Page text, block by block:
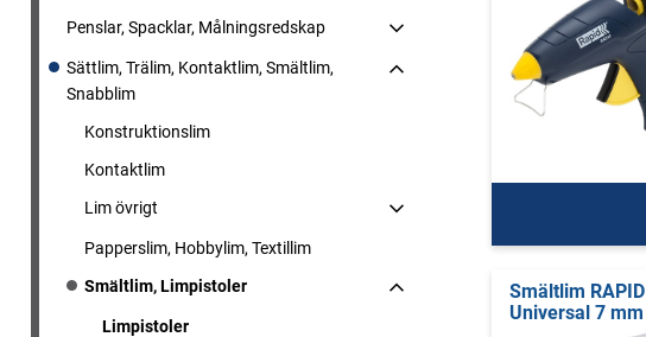
Penslar, Spacklar, Målningsredskap
Sättlim, Trälim, Kontaktlim, Smältlim,
Snabblim
Konstruktionslim
Kontaktlim
Lim övrigt
Papperslim, Hobbylim, Textillim
Smältlim, Limpistoler
Limpistoler
Smältlim RAPID
Universal 7 mm